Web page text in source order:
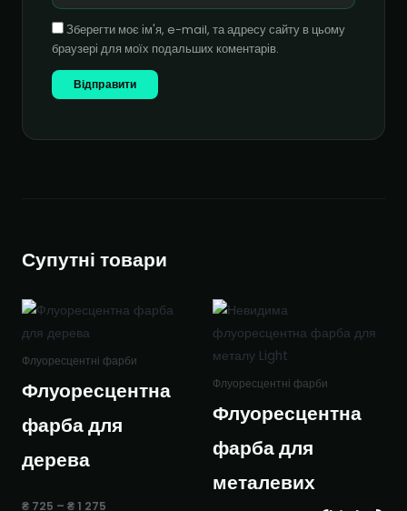
Зберегти моє ім'я, e-mail, та адресу сайту в цьому
браузері для моїх подальших коментарів.
Супутні товари
Флуоресцентні фарби
Флуоресцентна
фарба для
дерева
₴ 725 – ₴ 1 275
Флуоресцентні фарби
Флуоресцентна
фарба для
металевих